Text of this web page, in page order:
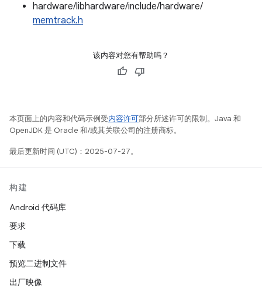
hardware/libhardware/include/hardware/
memtrack.h
该内容对您有帮助吗？
本页面上的内容和代码示例受内容许可部分所述许可的限制。Java 和
OpenJDK 是 Oracle 和/或其关联公司的注册商标。
最后更新时间 (UTC)：2025-07-27。
构建
Android 代码库
要求
下载
预览二进制文件
出厂映像